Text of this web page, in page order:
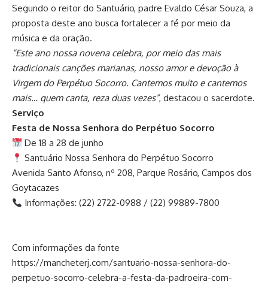
Segundo o reitor do Santuário, padre Evaldo César Souza, a
proposta deste ano busca fortalecer a fé por meio da
música e da oração.
“Este ano nossa novena celebra, por meio das mais
tradicionais canções marianas, nosso amor e devoção à
Virgem do Perpétuo Socorro. Cantemos muito e cantemos
mais… quem canta, reza duas vezes”, destacou o sacerdote.
Serviço
Festa de Nossa Senhora do Perpétuo Socorro
De 18 a 28 de junho
Santuário Nossa Senhora do Perpétuo Socorro
Avenida Santo Afonso, nº 208, Parque Rosário, Campos dos
Goytacazes
Informações: (22) 2722-0988 / (22) 99889-7800
Com informações da fonte
https://mancheterj.com/santuario-nossa-senhora-do-
perpetuo-socorro-celebra-a-festa-da-padroeira-com-